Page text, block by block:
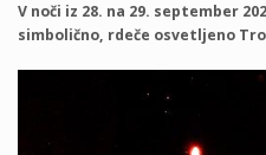
V noči iz 28. na 29. september
simbolično, rdeče osvetljeno